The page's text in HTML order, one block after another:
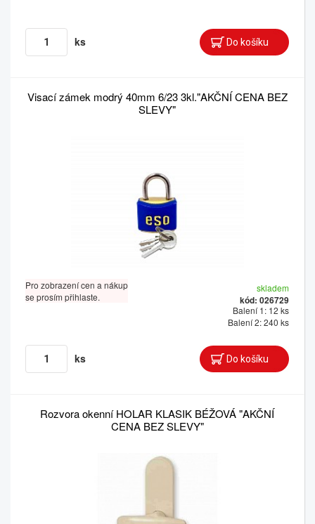
ks
Visací zámek modrý 40mm 6/23 3kl."AKČNÍ CENA BEZ
SLEVY"
Pro zobrazení cen a nákup
se prosím přihlaste.
skladem
kód: 026729
Balení 1: 12 ks
Balení 2: 240 ks
ks
Rozvora okenní HOLAR KLASIK BÉŽOVÁ "AKČNÍ
CENA BEZ SLEVY"